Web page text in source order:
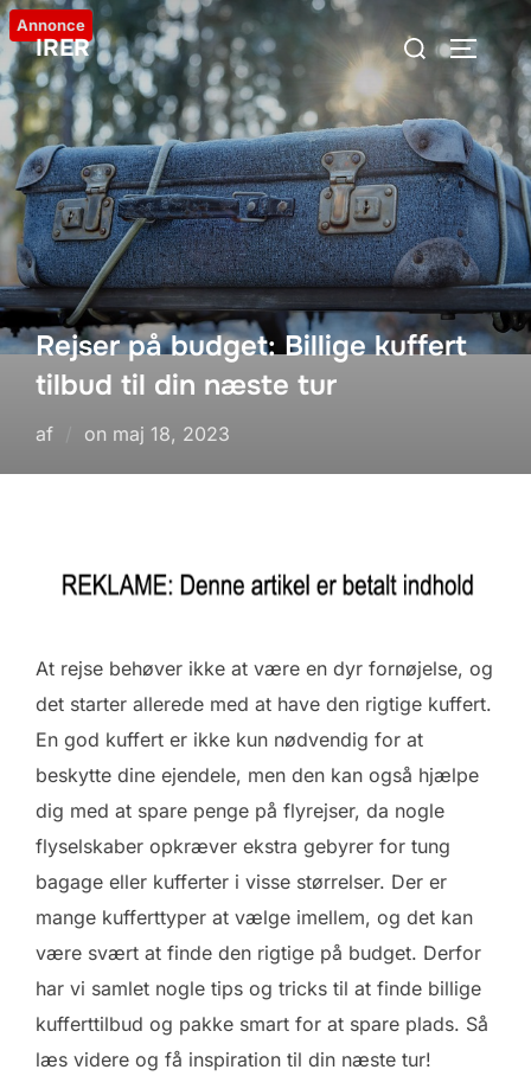
Videre
til
indhold
IRER
Søg
efter:
SLÅ
Annonce
Rejser på budget: Billige kuffert
tilbud til din næste tur
af on Udgivet
maj 18, 2023
At rejse behøver ikke at være en dyr fornøjelse, og
det starter allerede med at have den rigtige kuffert.
En god kuffert er ikke kun nødvendig for at
beskytte dine ejendele, men den kan også hjælpe
dig med at spare penge på flyrejser, da nogle
flyselskaber opkræver ekstra gebyrer for tung
bagage eller kufferter i visse størrelser. Der er
mange kufferttyper at vælge imellem, og det kan
være svært at finde den rigtige på budget. Derfor
har vi samlet nogle tips og tricks til at finde billige
kufferttilbud og pakke smart for at spare plads. Så
læs videre og få inspiration til din næste tur!